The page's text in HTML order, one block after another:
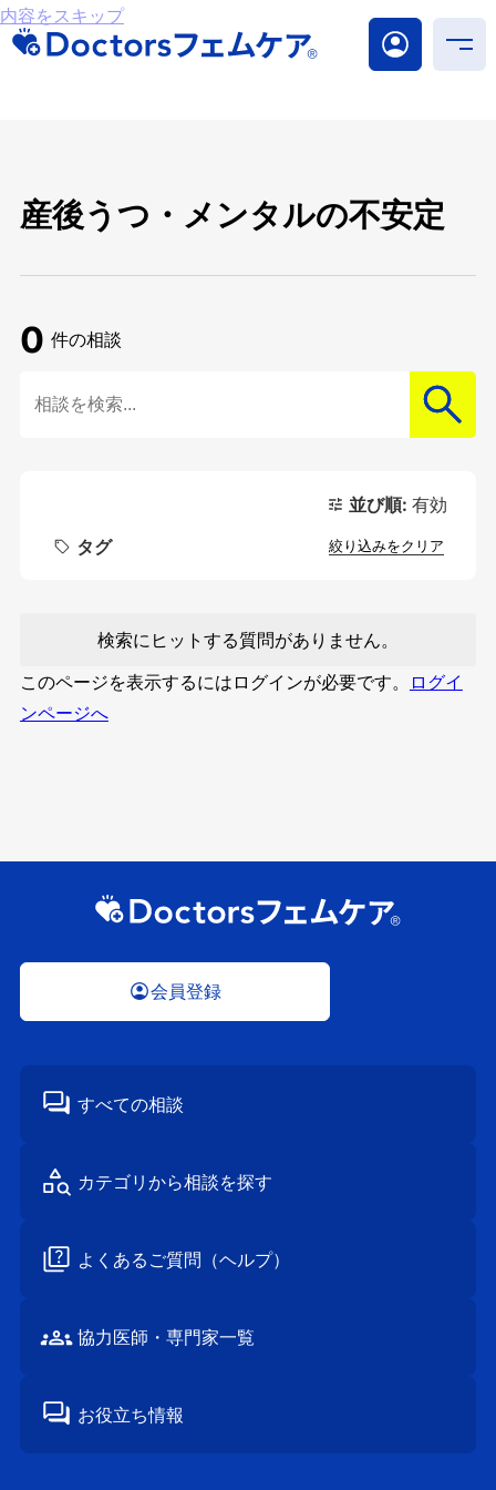
内容をスキップ
産後うつ・メンタルの不安定
0 件の相談
並び順:有効
タグ
絞り込みをクリア
検索にヒットする質問がありません。
このページを表示するにはログインが必要です。
ログイ
ンページへ
会員登録
すべての相談
カテゴリから相談を探す
よくあるご質問 （ヘルプ）
協⼒医師・ 専⾨家⼀覧
お役立ち情報